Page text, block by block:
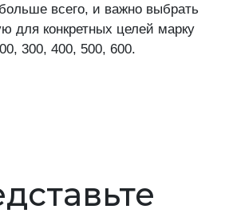
всего, и важно выбрать
для конкретных целей марку
300, 400, 500, 600.